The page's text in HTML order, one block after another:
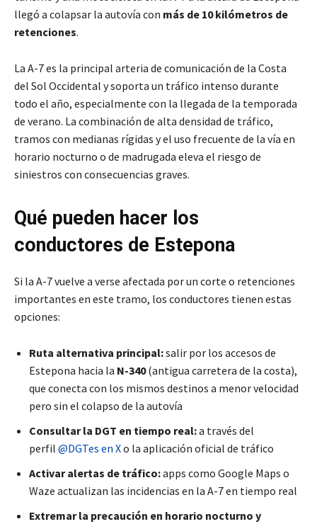
llegó a colapsar la autovía con más de 10 kilómetros de
retenciones.
La A-7 es la principal arteria de comunicación de la Costa
del Sol Occidental y soporta un tráfico intenso durante
todo el año, especialmente con la llegada de la temporada
de verano. La combinación de alta densidad de tráfico,
tramos con medianas rígidas y el uso frecuente de la vía en
horario nocturno o de madrugada eleva el riesgo de
siniestros con consecuencias graves.
Qué pueden hacer los
conductores de Estepona
Si la A-7 vuelve a verse afectada por un corte o retenciones
importantes en este tramo, los conductores tienen estas
opciones:
Ruta alternativa principal:salir por los accesos de
Estepona hacia la N-340(antigua carretera de la costa),
que conecta con los mismos destinos a menor velocidad
pero sin el colapso de la autovía
Consultar la DGT en tiempo real:a través del
perfil @DGTes en Xo la aplicación oficial de tráfico
Activar alertas de tráfico:apps como Google Maps o
Waze actualizan las incidencias en la A-7 en tiempo real
Extremar la precaución en horario nocturno y